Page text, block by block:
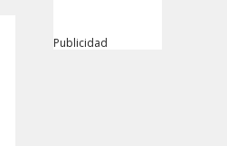
Publicidad